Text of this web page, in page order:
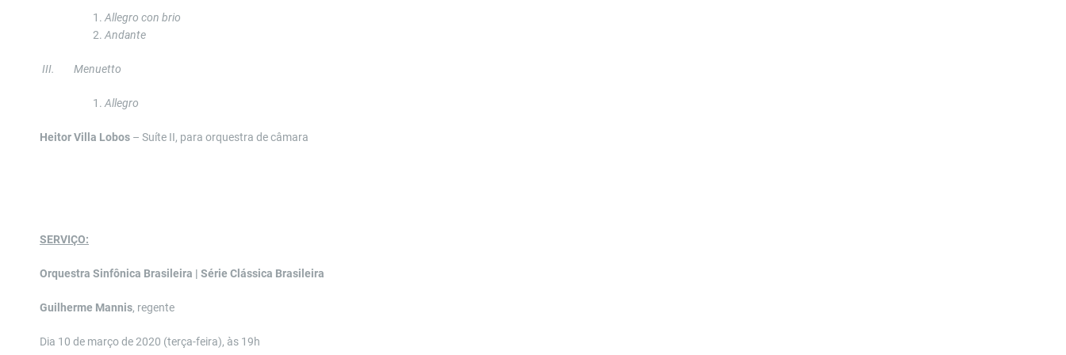
Allegro con brio
Andante
III. Menuetto
Allegro
Heitor Villa Lobos – Suíte II, para orquestra de câmara
SERVIÇO:
Orquestra Sinfônica Brasileira | Série Clássica Brasileira
Guilherme Mannis, regente
Dia 10 de março de 2020 (terça-feira), às 19h